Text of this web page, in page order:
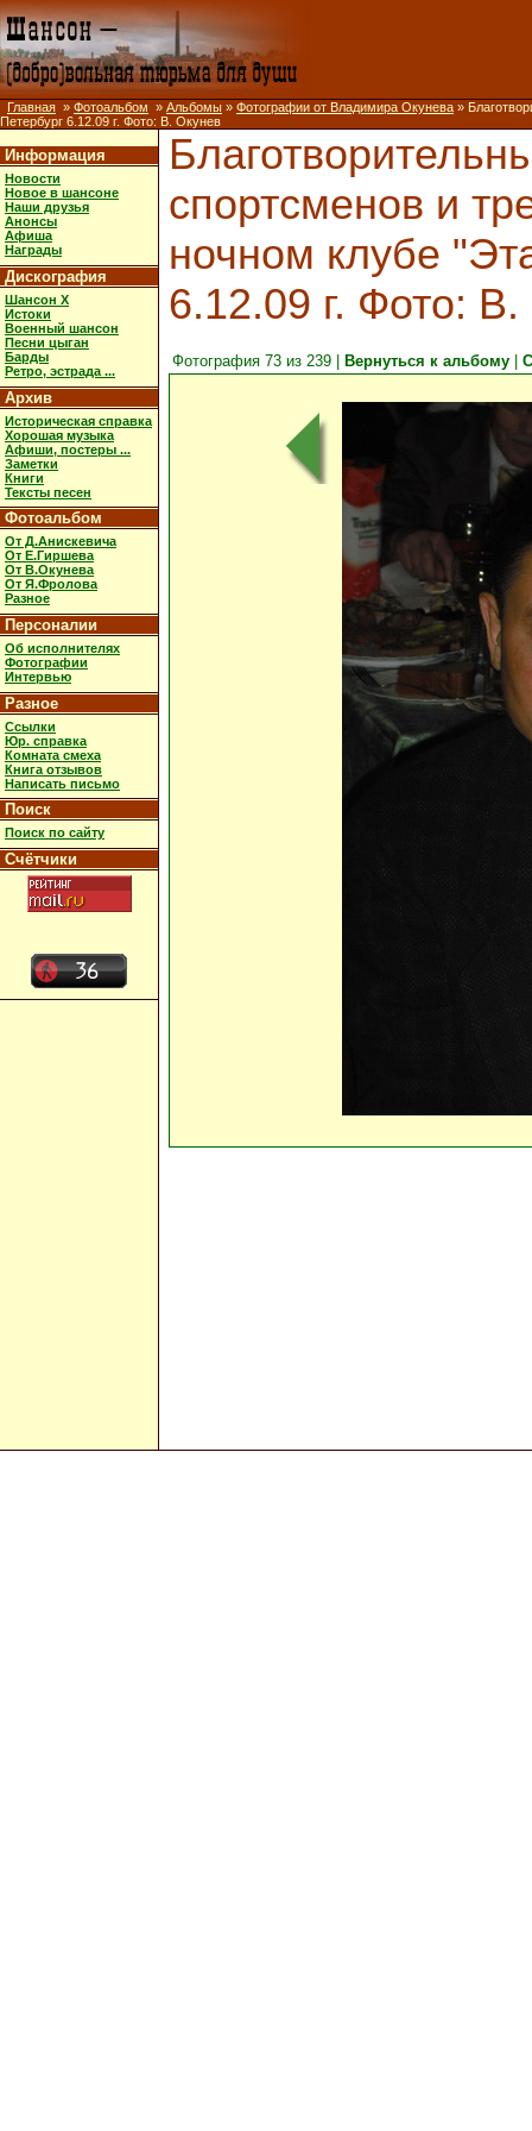
Главная » Фотоальбом » Альбомы » Фотографии от Владимира Окунева »
Петербург 6.12.09 г. Фото: В. Окунев
Информация
Новости
Новое в шансоне
Наши друзья
Анонсы
Афиша
Награды
Дискография
Шансон X
Истоки
Военный шансон
Песни цыган
Барды
Ретро, эстрада ...
Архив
Историческая справка
Хорошая музыка
Афиши, постеры ...
Заметки
Книги
Тексты песен
Фотоальбом
От Д.Анискевича
От Е.Гиршева
От В.Окунева
От Я.Фролова
Разное
Персоналии
Об исполнителях
Фотографии
Интервью
Разное
Ссылки
Юр. справка
Комната смеха
Книга отзывов
Написать письмо
Поиск
Поиск по сайту
Счётчики
спортсменов и
ночном клубе
6.12.09 г. Фото:
Фотография 73 из 239 | Вернуться к альбому